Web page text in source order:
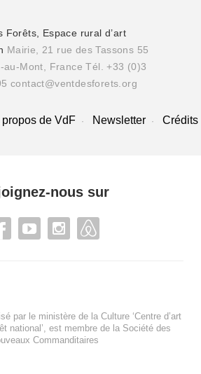
Forêts, Espace rural d’art
Mairie, 21 rue des Tassons 55
au-Mont, France Tél. +33 (0)3
contact@ventdesforets.org
propos de VdF Newsletter Crédits
nous sur
par le ministère de la Culture ‘Centre d’art
national’, est membre de la Société des
Commanditaires